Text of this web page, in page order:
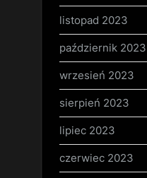
listopad 2023
październik 2023
wrzesień 2023
sierpień 2023
lipiec 2023
czerwiec 2023